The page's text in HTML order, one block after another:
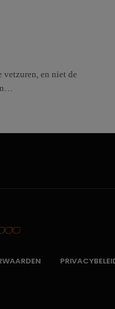
vetzuren, en niet de